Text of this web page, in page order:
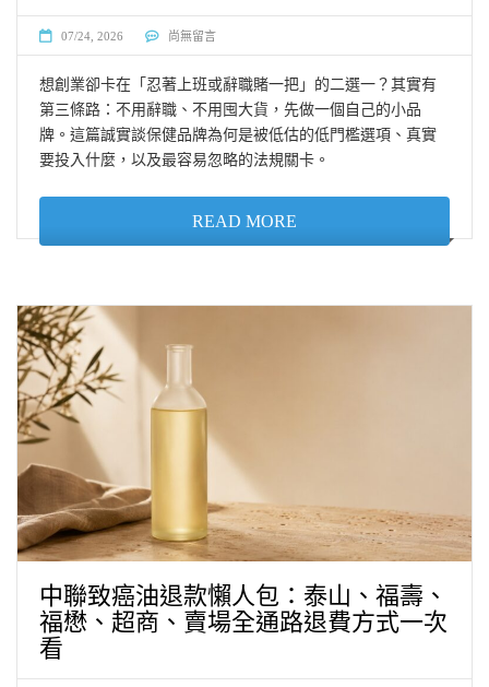
07/24, 2026 尚無留言
想創業卻卡在「忍著上班或辭職賭一把」的二選一？其實有
第三條路：不用辭職、不用囤大貨，先做一個自己的小品
牌。這篇誠實談保健品牌為何是被低估的低門檻選項、真實
要投入什麼，以及最容易忽略的法規關卡。
READ MORE
中聯致癌油退款懶人包：泰山、福壽、
福懋、超商、賣場全通路退費方式一次
看